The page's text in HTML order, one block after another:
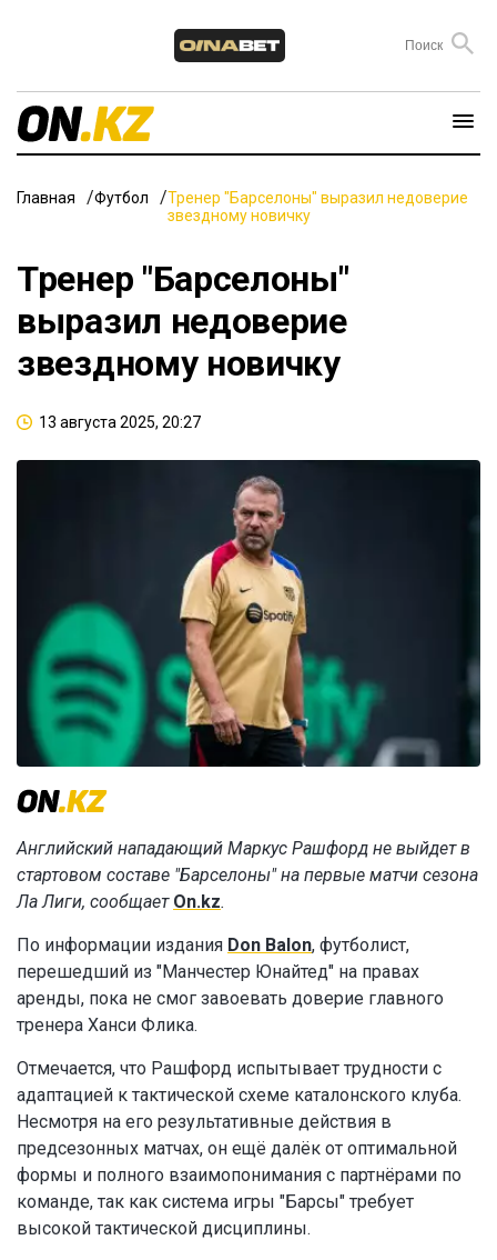
Главная Футбол
Тренер "Барселоны" выразил недоверие
звездному новичку
Тренер "Барселоны"
выразил недоверие
звездному новичку
13 августа 2025, 20:27
Английский нападающий Маркус Рашфорд не выйдет в
стартовом составе "Барселоны" на первые матчи сезона
Ла Лиги, сообщает On.kz.
По информации издания Don Balon, футболист,
перешедший из "Манчестер Юнайтед" на правах
аренды, пока не смог завоевать доверие главного
тренера Ханси Флика.
Отмечается, что Рашфорд испытывает трудности с
адаптацией к тактической схеме каталонского клуба.
Несмотря на его результативные действия в
предсезонных матчах, он ещё далёк от оптимальной
формы и полного взаимопонимания с партнёрами по
команде, так как система игры "Барсы" требует
высокой тактической дисциплины.